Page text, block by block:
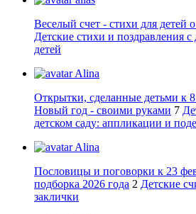
Веселый счет - стихи для
Детские стихи и поздравления
детей
Alina
Открытки, сделанные детьми к
Новый год - своими руками 7
детском саду: аппликации и
Alina
Пословицы и поговорки к 23
подборка 2026 года 2 Детские
заклички